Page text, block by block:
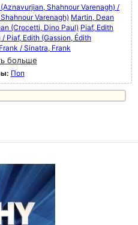
Shahnour Varenagh) /
Varenagh) Martin, Dean
(Crocetti, Dino Paul) Piaf, Edith
Piaf, Edith (Gassion, Édith
/ Sinatra, Frank
больше
Поп